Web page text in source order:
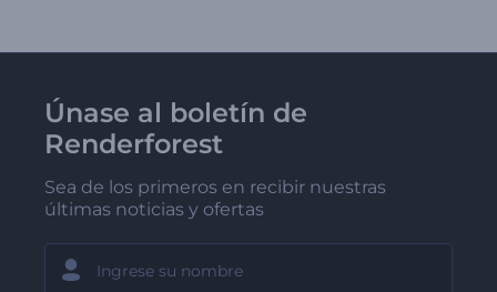
Únase al boletín de
Renderforest
Sea de los primeros en recibir nuestras
últimas noticias y ofertas